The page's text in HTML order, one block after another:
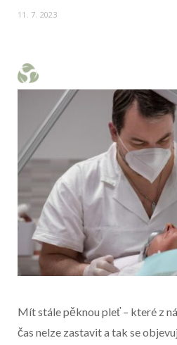
11. 7. 2023
Mít stále pěknou pleť – které z
čas nelze zastavit a tak se